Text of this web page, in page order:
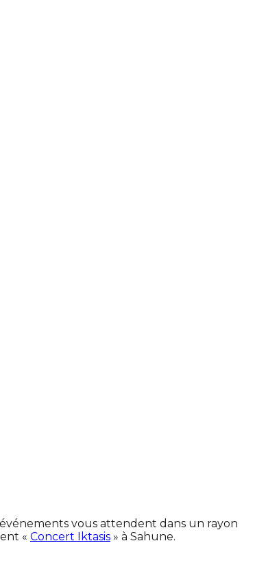
vous attendent dans un rayon
« Concert Iktasis » à Sahune.